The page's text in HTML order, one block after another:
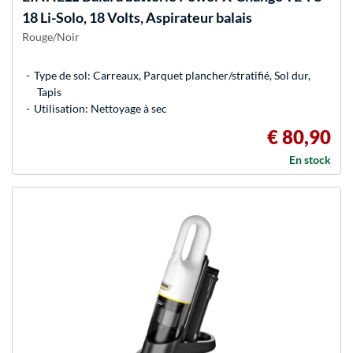
18 Li-Solo, 18 Volts, Aspirateur balais
Rouge/Noir
Type de sol: Carreaux, Parquet plancher/stratifié, Sol dur,
Tapis
Utilisation: Nettoyage à sec
€ 80,90
En stock